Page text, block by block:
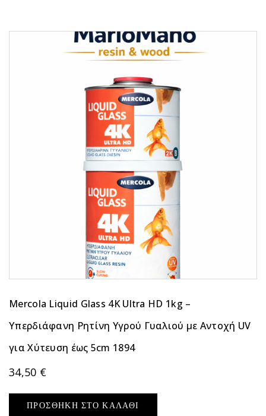
Mercola Liquid Glass 4K Ultra HD 1kg –
Υπερδιάφανη Ρητίνη Υγρού Γυαλιού με Αντοχή UV
για Χύτευση έως 5cm 1894
34,50 €
ΠΡΟΣΘΉΚΗ ΣΤΟ ΚΑΛΆΘΙ